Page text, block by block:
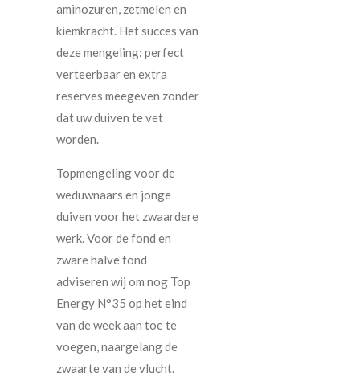
aminozuren, zetmelen en
kiemkracht. Het succes van
deze mengeling: perfect
verteerbaar en extra
reserves meegeven zonder
dat uw duiven te vet
worden.
Topmengeling voor de
weduwnaars en jonge
duiven voor het zwaardere
werk. Voor de fond en
zware halve fond
adviseren wij om nog Top
Energy N°35 op het eind
van de week aan toe te
voegen, naargelang de
zwaarte van de vlucht.